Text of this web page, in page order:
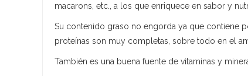
macarons, etc., a los que enriquece en sabor y
Su contenido graso no engorda ya que contiene
proteínas son muy completas, sobre todo en el
También es una buena fuente de vitaminas y